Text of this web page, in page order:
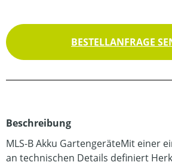
BESTELLANFRAGE
Beschreibung
MLS-B Akku GartengeräteMit einer
an technischen Details definiert